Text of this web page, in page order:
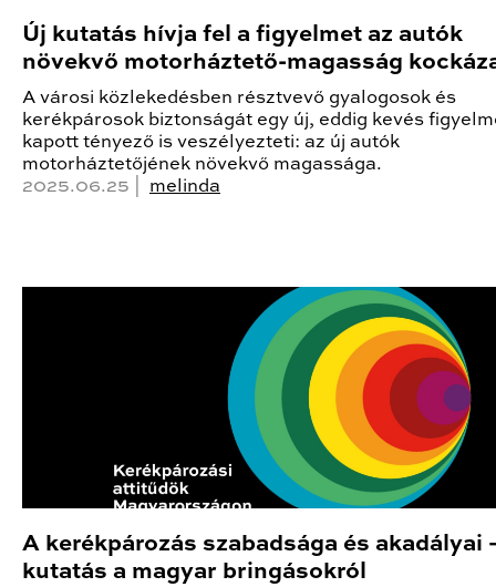
Új kutatás hívja fel a figyelmet az autók
növekvő motorháztető-magasság
A városi közlekedésben résztvevő gyalogosok és
kerékpárosok biztonságát egy új, eddig kevés
kapott tényező is veszélyezteti: az új autók
motorháztetőjének növekvő magassága.
2025.06.25 | melinda
A kerékpározás szabadsága és akadályai
kutatás a magyar bringásokról